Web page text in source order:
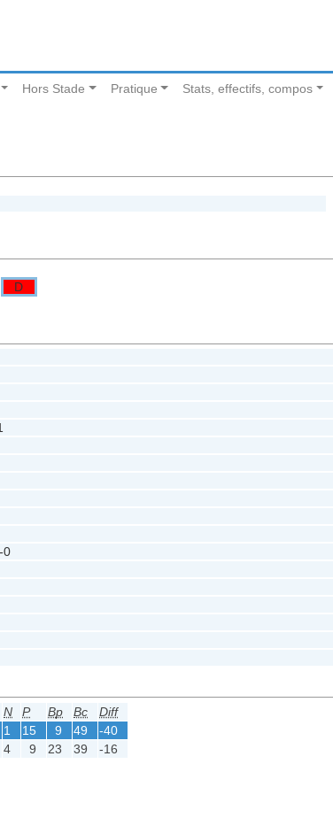
Hors Stade Pratique Stats, effectifs, compos
D
0
N P Bp Bc
Diff
1 15 9 49
-40
4 9 23 39 -16